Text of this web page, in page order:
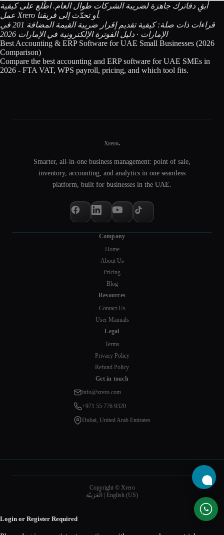
أبقِ دفاترك جاهزة لضريبة الشركات طوال العام.اطّلع على كيفية
عمل Xrero
أوتحدّث إلى فريقنا
.
قراءات ذات صلة:
كيفية تقديم إقرار ضريبة القيمة المضافة 201 في
الإمارات · دليل الفوترة الإلكترونية في الإمارات 2026
Best Accounting & ERP Software for UAE Small Businesses (2026
Comparison)
Compare the best accounting and ERP software for UAE SMEs in
2026 - FTA VAT, WPS payroll, pricing, and which tool fits.
Xrero.
Smarter, all-in-one business management: point of sale,
inventory, accounting, and analytics in one seamless
platform, built for businesses in the UAE.
Company
Home
About Us
Pricing
Blog
Resources
Contact Us
User Manuals
Legal
Terms
Privacy Policy
Refund Policy
Get in touch
info@xrero.com
+971 55 776 9320
Dubai, United Arab Emirates
Copyright © Xrero
الْعَرَبيّة
English (US)
Login or Register Required